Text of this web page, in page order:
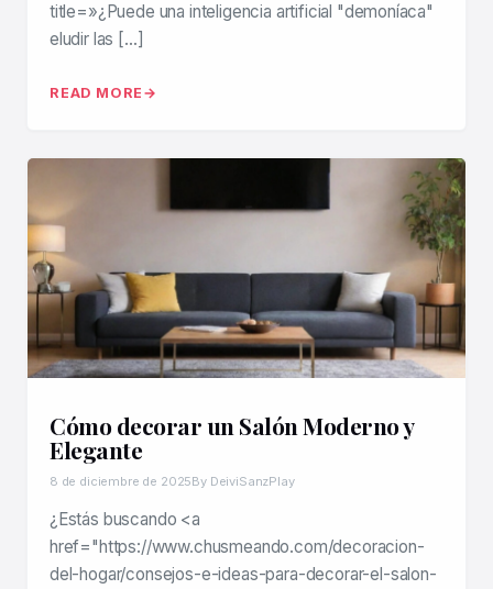
title=»¿Puede una inteligencia artificial "demoníaca"
eludir las […]
READ MORE
Cómo decorar un Salón Moderno y
Elegante
8 de diciembre de 2025By DeiviSanzPlay
¿Estás buscando <a
href="https://www.chusmeando.com/decoracion-
del-hogar/consejos-e-ideas-para-decorar-el-salon-